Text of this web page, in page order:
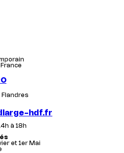
hdf.fr
à 18h
et 1er Mai